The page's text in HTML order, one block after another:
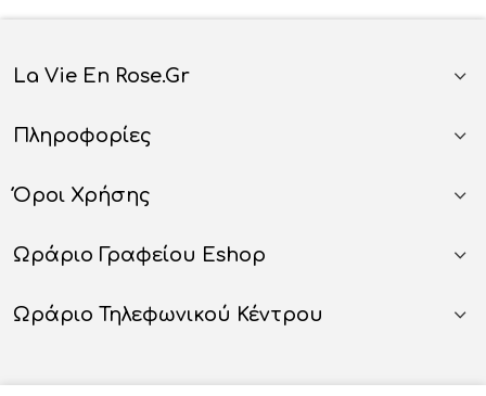
La Vie En Rose.gr
Πληροφορίες
Όροι Χρήσης
Ωράριο Γραφείου Eshop
Ωράριο Τηλεφωνικού Κέντρου